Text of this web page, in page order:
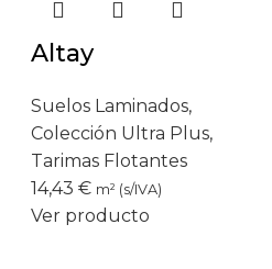
Altay
Suelos Laminados,
Colección Ultra Plus,
Tarimas Flotantes
14,43 € m² (s/IVA)
Ver producto